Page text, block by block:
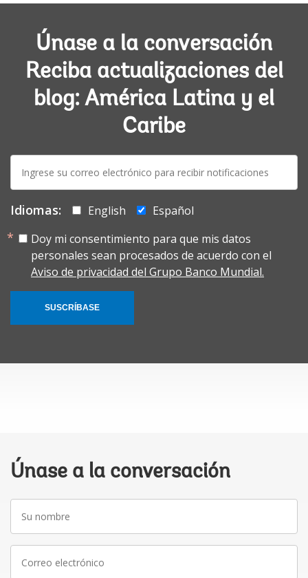
Únase a la conversación
Reciba actualizaciones del
blog: América Latina y el
Caribe
E-
mail:
Idiomas: English
Español
Doy mi consentimiento para que mis datos
personales sean procesados de acuerdo con el
Aviso de privacidad del Grupo Banco Mundial.
SUSCRÍBASE
Únase a la conversación
Su
nombre
Correo
electrónico